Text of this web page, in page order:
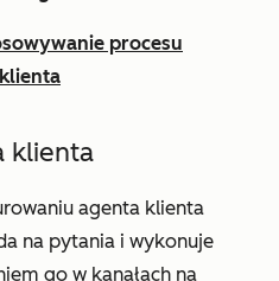
procesu
klienta
agenta klienta
na pytania i wykonuje
go w kanałach na